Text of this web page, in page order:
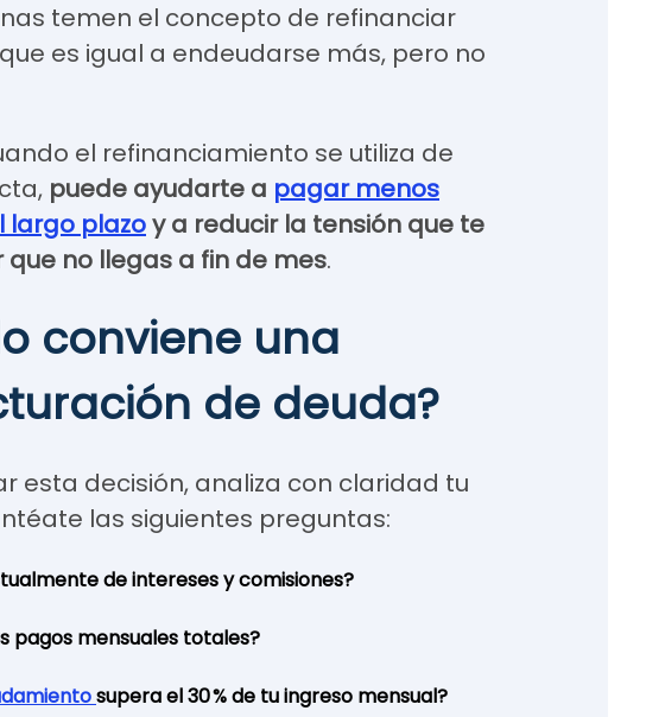
temen el concepto de refinanciar
es igual a endeudarse más, pero no
el refinanciamiento se utiliza de
puede ayudarte a pagar menos
largo plazoy a reducir la tensión que te
no llegas a fin de mes.
conviene una
de deuda?
esta decisión, analiza con claridad tu
las siguientes preguntas:
de intereses y comisiones?
pagos mensuales totales?
supera el 30 % de tu ingreso mensual?